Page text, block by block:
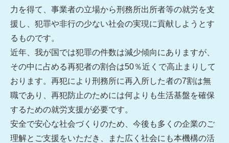
力を得て、事業者の立場から刑務所出所者等の就労を支
援し、犯罪や非行の少ない社会の実現に貢献しようとす
るものです。
近年、我が国では犯罪の件数は減少傾向にありますが、
その中に占める再犯者の割合は50％近くで高止まりして
おります。再犯により刑務所に再入所した者の7割は無
職であり、再犯防止のためには何よりも生活基盤を確保
するための就労支援が必要です。
安全で安心な社会づくりのため、今後も多くの企業のご
理解とご支援をいただき、また広く社会にも本機構の活